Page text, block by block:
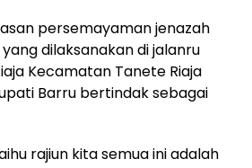
persemayaman jenazah
yang dilaksanakan di jalanru
Kecamatan Tanete Riaja
Barru bertindak sebagai
rajiun kita semua ini adalah